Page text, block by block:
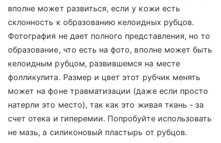
вполне может развиться, если у кожи есть
склонность к образованию келоидных рубцов.
Фотография не дает полного представления, но то
образование, что есть на фото, вполне может быть
келоидным рубцом, развившемся на месте
фолликулита. Размер и цвет этот рубчик менять
может на фоне травматизации (даже если просто
натерли это место), так как это живая ткань - за
счет отека и гиперемии. Попробуйте использовать
не мазь, а силиконовый пластырь от рубцов.